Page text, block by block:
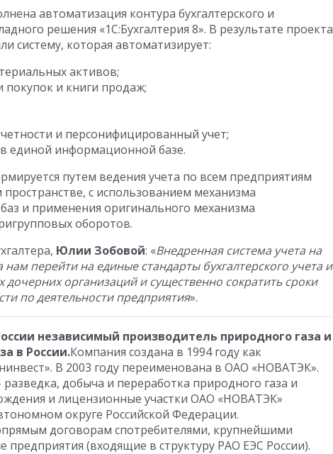
автоматизация контура бухгалтерского и
решения «1С:Бухгалтерия 8». В результате проекта
систему, которая автоматизирует:
активов;
покупок и книги продаж;
и персонифицированный учет;
единой информационной базе.
путем ведения учета по всем предприятиям
с использованием механизма
и применения оригинального механизма
оборотов.
Юлии Зобовой: «Внедренная система учета на
перейти на единые стандарты бухгалтерского учета и
организаций и существенно сократить сроки
по деятельности предприятия».
независимый производитель природного газа и
в России.Компания создана в 1994 году как
В 2003 году переименована в ОАО «НОВАТЭК».
добыча и переработка природного газа и
и лицензионные участки ОАО «НОВАТЭК»
округе Российской Федерации.
договорам спотребителями, крупнейшими
предприятия (входящие в структуру РАО ЕЭС России).